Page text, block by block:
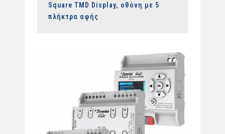
Square TMD Display, οθόνη με 5
πλήκτρα αφής